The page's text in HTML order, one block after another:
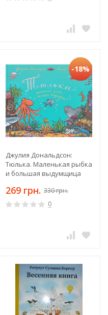
-18%
Джулия Дональдсон:
Тюлька. Маленькая рыбка
и большая выдумщица
269 грн. 330 грн.
0